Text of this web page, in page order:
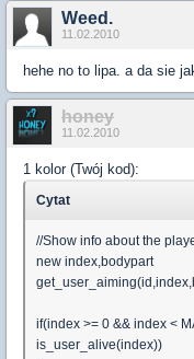
Weed.
11.02.2010
hehe no to lipa. a da sie
honey
11.02.2010
1 kolor (Twój kod):
Cytat
//Show info about the
new index,bodypart
if(index >= 0 && index <
is_user_alive(index))